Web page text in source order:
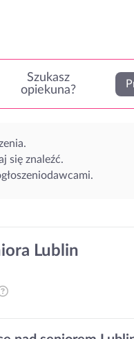
Szukasz
opiekuna?
się znaleźć.
Lublin